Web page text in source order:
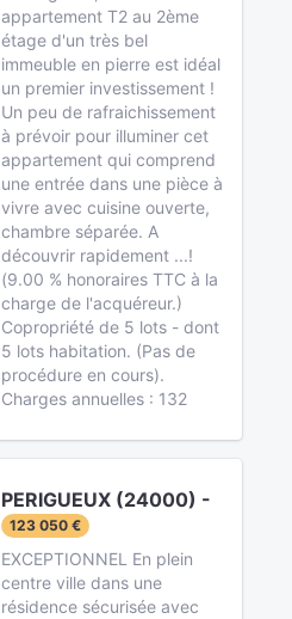
appartement T2 au 2ème
étage d'un très bel
immeuble en pierre est idéal
un premier investissement !
Un peu de rafraichissement
à prévoir pour illuminer cet
appartement qui comprend
une entrée dans une pièce à
vivre avec cuisine ouverte,
chambre séparée. A
découvrir rapidement ...!
(9.00 % honoraires TTC à la
charge de l'acquéreur.)
Copropriété de 5 lots - dont
5 lots habitation. (Pas de
procédure en cours).
Charges annuelles : 132
PERIGUEUX (24000) -
123 050 €
EXCEPTIONNEL En plein
centre ville dans une
résidence sécurisée avec